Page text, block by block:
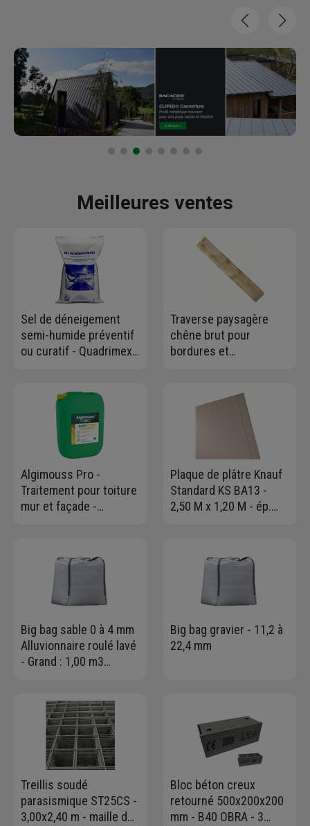
Meilleures ventes
Sel de déneigement
semi-humide préventif
ou curatif - Quadrimex
Traverse paysagère
chêne brut pour
bordures et
Algimouss Pro -
Traitement pour toiture
mur et façade -
l'emploi - Bidon de 30
Plaque de plâtre Knauf
Standard KS BA13 -
2,50 M x 1,20 M - ép.
Big bag sable 0 à 4 mm
Alluvionnaire roulé lavé
- Grand : 1,00 m3
Big bag gravier - 11,2 à
22,4 mm
Treillis soudé
parasismique ST25CS -
3,00x2,40 m - maille de
Bloc béton creux
retourné 500x200x200
mm - B40 OBRA - 3